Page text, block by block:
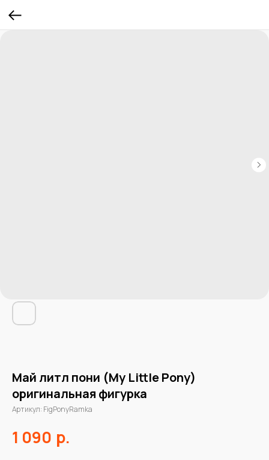
Май литл пони (My Little Pony)
оригинальная фигурка
Артикул: FigPonyRamka
1 090 р.